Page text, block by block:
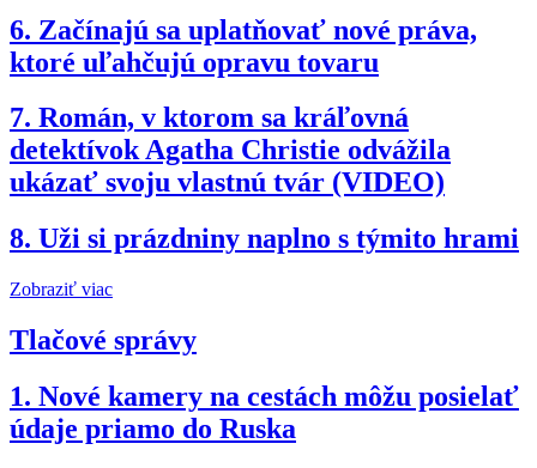
6. Začínajú sa uplatňovať nové práva,
ktoré uľahčujú opravu tovaru
7. Román, v ktorom sa kráľovná
detektívok Agatha Christie odvážila
ukázať svoju vlastnú tvár (VIDEO)
8. Uži si prázdniny naplno s týmito hrami
Zobraziť viac
Tlačové správy
1. Nové kamery na cestách môžu posielať
údaje priamo do Ruska